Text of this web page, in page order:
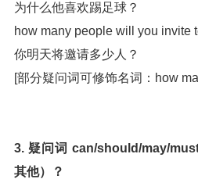
为什么他喜欢踢足球？
how many people will you invite
你明天将邀请多少人？
[部分疑问词可修饰名词：how
3. 疑问词 can/should/may/
其他）？